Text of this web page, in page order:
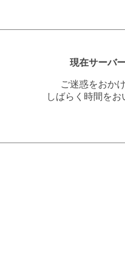
現在サーバ
ご迷惑をおか
しばらく時間を